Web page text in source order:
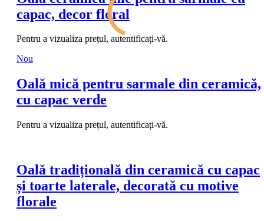
capac, decor floral
Pentru a vizualiza prețul, autentificați-vă.
Nou
Oală mică pentru sarmale din ceramică,
cu capac verde
Pentru a vizualiza prețul, autentificați-vă.
Oală tradițională din ceramică cu capac
și toarte laterale, decorată cu motive
florale